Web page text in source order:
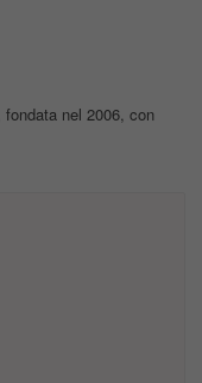
nel 2006, con